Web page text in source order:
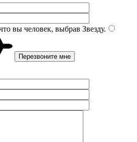
вы человек, выбрав Звезду.